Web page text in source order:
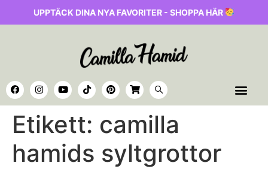
UPPTÄCK DINA NYA FAVORITER - SHOPPA HÄR
Etikett: camilla
hamids syltgrottor